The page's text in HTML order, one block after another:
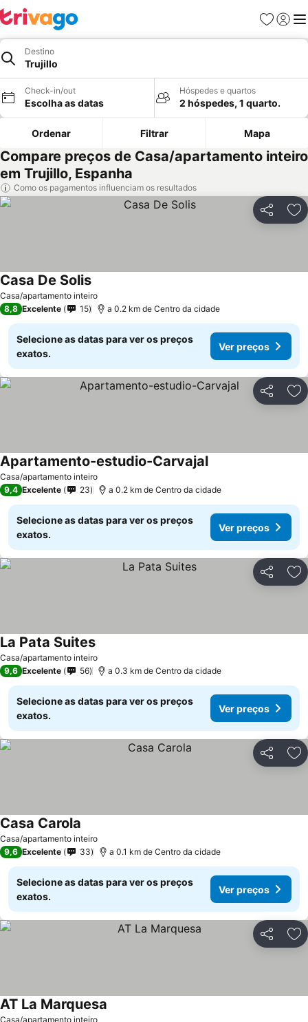
Favoritos
Iniciar
Destino
Trujillo
Check-in/out
Escolha as datas
Hóspedes e quartos
2 hóspedes, 1 quarto.
Ordenar Filtrar Mapa
Compare preços de Casa/apartamento inteiro
em Trujillo, Espanha
Como os pagamentos influenciam os resultados
Partilhar
Casa/apartamento inteiro
Casa De SolisVer preços
8,8 Excelente 15 a 0.2 km de Centro da cidade
Selecione as datas para ver os preços
exatos.
Ver preços
Partilhar
Casa/apartamento inteiro
Apartamento-estudio-CarvajalVer preços
9,4 Excelente 23 a 0.2 km de Centro da cidade
Selecione as datas para ver os preços
exatos.
Ver preços
Partilhar
Casa/apartamento inteiro
La Pata SuitesVer preços
9,6 Excelente 56 a 0.3 km de Centro da cidade
Selecione as datas para ver os preços
exatos.
Ver preços
Partilhar
Casa/apartamento inteiro
Casa Carola
9,6 Excelente 33 a 0.1 km de Centro da cidade
Selecione as datas para ver os preços
exatos.
Ver preços
Partilhar
Casa/apartamento inteiro
AT La Marquesa